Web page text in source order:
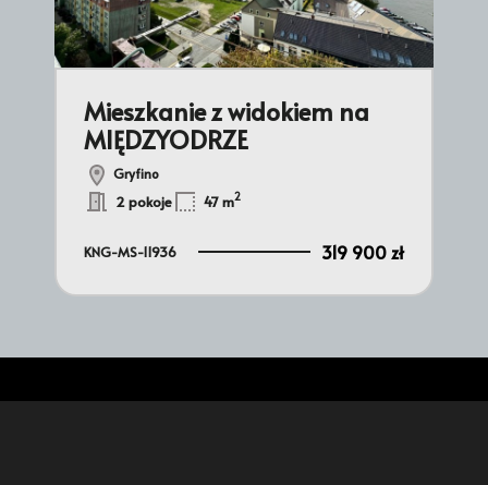
Mieszkanie z widokiem na
MIĘDZYODRZE
Gryfino
2 pokoje 47 m2
KNG-MS-11936 319 900 zł